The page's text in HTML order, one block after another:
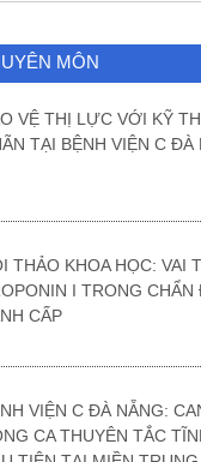
MÔN
VỆ THỊ LỰC VỚI KỸ
TẠI BỆNH VIỆN C ĐÀ
THẢO KHOA HỌC: VAI
I TRONG
CẤP
VIỆN C ĐÀ NẴNG:
CA THUYÊN TẮC